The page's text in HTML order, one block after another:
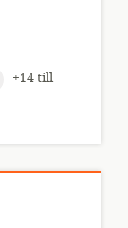
+14 till